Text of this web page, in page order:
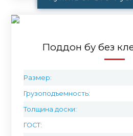
Поддон бу без
Размер:
Грузоподъемность:
Толщина доски:
ГОСТ: